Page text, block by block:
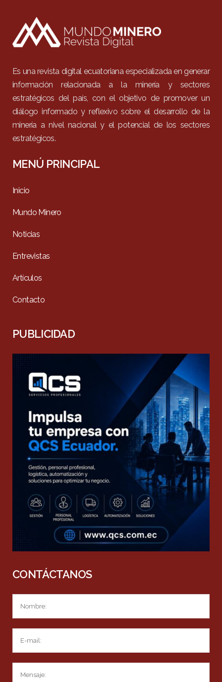
Es una revista digital ecuatoriana especializada en generar
información relacionada a la minería y sectores
estratégicos del país, con el objetivo de promover un
diálogo informado y reflexivo sobre el desarrollo de la
minería a nivel nacional y el potencial de los sectores
estratégicos.
MENÚ PRINCIPAL
Inicio
Mundo Minero
Noticias
Entrevistas
Artículos
Contacto
PUBLICIDAD
CONTÁCTANOS